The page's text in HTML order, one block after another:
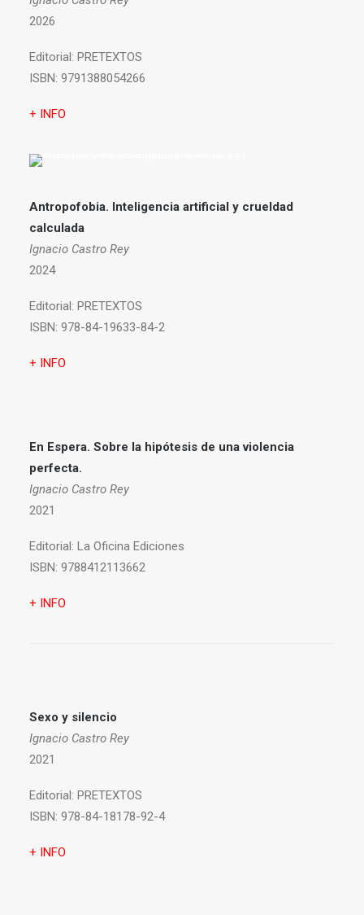
2026
Editorial: PRETEXTOS
ISBN: 9791388054266
+ INFO
Antropofobia. Inteligencia artificial y crueldad
calculada
Ignacio Castro Rey
2024
Editorial: PRETEXTOS
ISBN: 978-84-19633-84-2
+ INFO
En Espera. Sobre la hipótesis de una violencia
perfecta.
Ignacio Castro Rey
2021
Editorial: La Oficina Ediciones
ISBN: 9788412113662
+ INFO
Sexo y silencio
Ignacio Castro Rey
2021
Editorial: PRETEXTOS
ISBN: 978-84-18178-92-4
+ INFO